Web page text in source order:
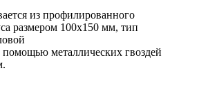
из профилированного
размером 100х150 мм, тип
помощью металлических гвоздей